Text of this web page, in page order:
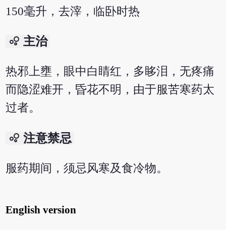
150毫升，去滓，临卧时热
bubble_chart 主治
热邪上壅，眼中白睛红，多眵泪，无疼痛
而隐涩难开，昏花不明，由于服苦寒药太
过者。
bubble_chart 注意禁忌
服药期间，须忌风寒及食冷物。
English version